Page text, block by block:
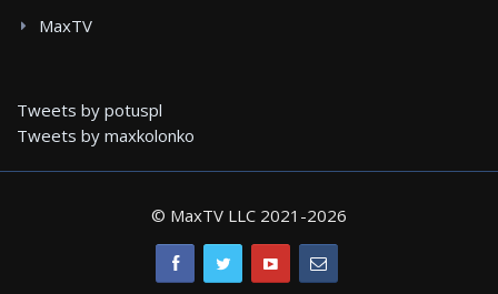
MaxTV
Tweets by potuspl
Tweets by maxkolonko
© MaxTV LLC 2021-2026